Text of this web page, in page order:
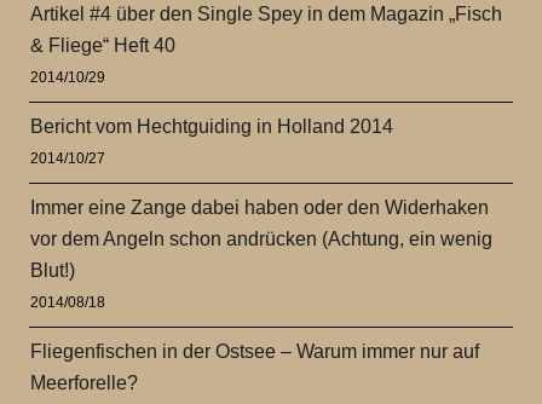
Artikel #4 über den Single Spey in dem Magazin „Fisch
& Fliege“ Heft 40
2014/10/29
Bericht vom Hechtguiding in Holland 2014
2014/10/27
Immer eine Zange dabei haben oder den Widerhaken
vor dem Angeln schon andrücken (Achtung, ein wenig
Blut!)
2014/08/18
Fliegenfischen in der Ostsee – Warum immer nur auf
Meerforelle?